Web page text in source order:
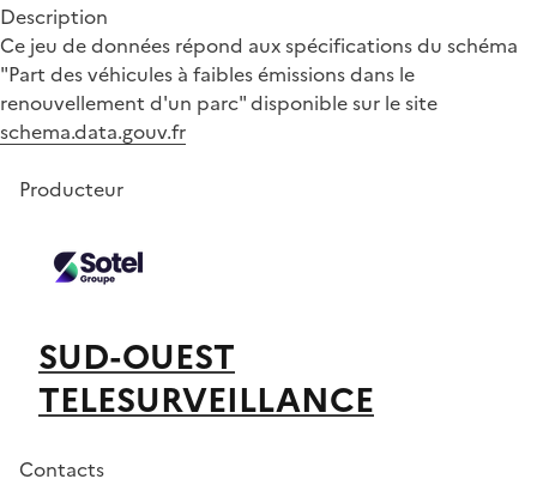
Description
Ce jeu de données répond aux spécifications du schéma
"Part des véhicules à faibles émissions dans le
renouvellement d'un parc" disponible sur le site
schema.data.gouv.fr
Producteur
SUD-OUEST
TELESURVEILLANCE
Contacts